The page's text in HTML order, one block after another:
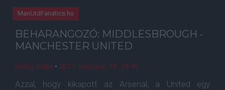
ManUtdFanatics.hu
BEHARANGOZÓ: MIDDLESBROUGH -
MANCHESTER UNITED
Balog Attila • 2017. március. 18. 18:46
Azzal, hogy kikapott az Arsenal, a United egy